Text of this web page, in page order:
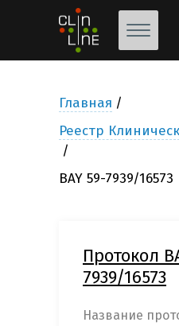
Главная
Реестр
BAY 59-7939/16573
Протокол
7939/16573
Название